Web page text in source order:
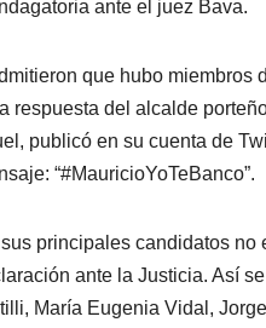
ante el juez Bava.
que hubo
respuesta del alcalde
publicó en su cuenta de
“#MauricioYoTeBanco”.
principales candidatos
ante la Justicia. Así
María Eugenia Vidal,